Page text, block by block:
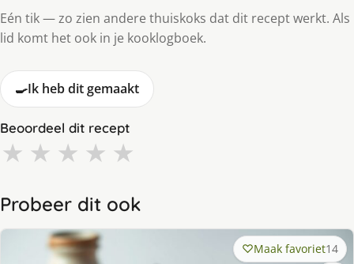
Eén tik — zo zien andere thuiskoks dat dit recept werkt. Als
lid komt het ook in je kooklogboek.
🍳Ik heb dit gemaakt
Beoordeel dit recept
★ ★ ★ ★ ★
Probeer dit ook
Maak favoriet14